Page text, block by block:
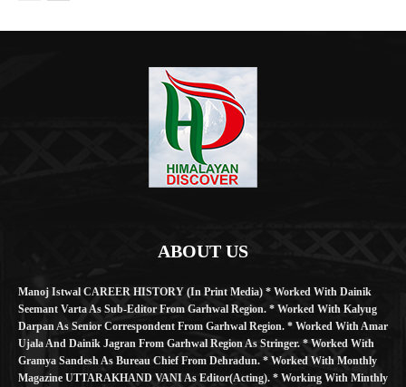
ABOUT US
Manoj Istwal CAREER HISTORY (in Print Media) * Worked With Dainik
Seemant Varta As Sub-Editor From Garhwal Region. * Worked With Kalyug
Darpan As Senior Correspondent From Garhwal Region. * Worked With Amar
Ujala And Dainik Jagran From Garhwal Region As Stringer. * Worked With
Gramya Sandesh As Bureau Chief From Dehradun. * Worked With Monthly
Magazine UTTARAKHAND VANI As Editor(Acting). * Working With Minthly